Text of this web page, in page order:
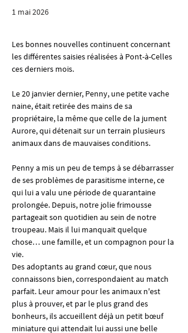
1 mai 2026
Les bonnes nouvelles continuent concernant
les différentes saisies réalisées à Pont-à-Celles
ces derniers mois.
Le 20 janvier dernier, Penny, une petite vache
naine, était retirée des mains de sa
propriétaire, la même que celle de la jument
Aurore, qui détenait sur un terrain plusieurs
animaux dans de mauvaises conditions.
Penny a mis un peu de temps à se débarrasser
de ses problèmes de parasitisme interne, ce
qui lui a valu une période de quarantaine
prolongée. Depuis, notre jolie frimousse
partageait son quotidien au sein de notre
troupeau. Mais il lui manquait quelque
chose… une famille, et un compagnon pour la
vie.
Des adoptants au grand cœur, que nous
connaissons bien, correspondaient au match
parfait. Leur amour pour les animaux n'est
plus à prouver, et par le plus grand des
bonheurs, ils accueillent déjà un petit bœuf
miniature qui attendait lui aussi une belle